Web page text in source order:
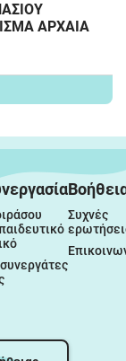
ΑΡΧΑΙΑ
Συχνές